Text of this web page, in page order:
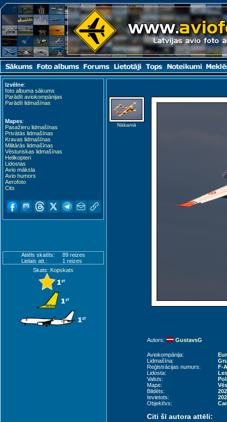
Izvēlne:
foto albuma sākums
Parādīt aviokompānijas
Parādīt lidmašīnas
Mapes:
Pasažieru lidmašīnas
Privātās lidmašīnas
Kravas lidmašīnas
Militārās lidmašīnas
Vēsturiskas lidmašīnas
Helikopteri
Lidostas
Avio māksla
Avio humors
Aerofoto
Cits
Attēls skatīts:
89 reizes
Lielais att.:
1 reizes
Skats: Kopskats
Nākamā
Autors: GustavsG
Aviokompānija:
Lidmašīna:
Reģistrācijas numurs:
F-
Lidosta:
Valsts:
Mape:
Bildēts:
Ievietots:
Objektīvs:
Citi šī autora attēli: